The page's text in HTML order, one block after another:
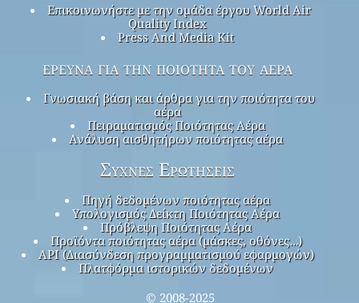
Επικοινωνήστε με την ομάδα έργου World Air
Quality Index
Press And Media Kit
έρευνα για την ποιότητα του αέρα
Γνωσιακή βάση και άρθρα για την ποιότητα του
αέρα
Πειραματισμός Ποιότητας Αέρα
Ανάλυση αισθητήρων ποιότητας αέρα
Συχνές Ερωτήσεις
Πηγή δεδομένων ποιότητας αέρα
Υπολογισμός Δείκτη Ποιότητας Αέρα
Πρόβλεψη Ποιότητας Αέρα
Προϊόντα ποιότητας αέρα (μάσκες, οθόνες…)
API (Διασύνδεση προγραμματισμού εφαρμογών)
Πλατφόρμα ιστορικών δεδομένων
© 2008-2025